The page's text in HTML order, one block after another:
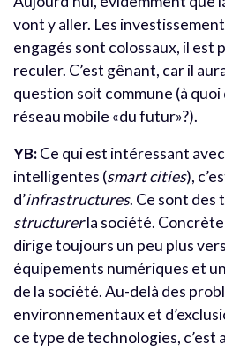
vont y aller. Les
engagés sont colossaux, il est
reculer. C’est gênant, car il
question soit commune (à
réseau mobile «du futur»?).
YB:Ce qui est intéressant
intelligentes (smart cities),
d’infrastructures. Ce sont des
structurerla société.
dirige toujours un peu plus
équipements numériques et
de la société. Au-delà des
environnementaux et
ce type de technologies, c’est